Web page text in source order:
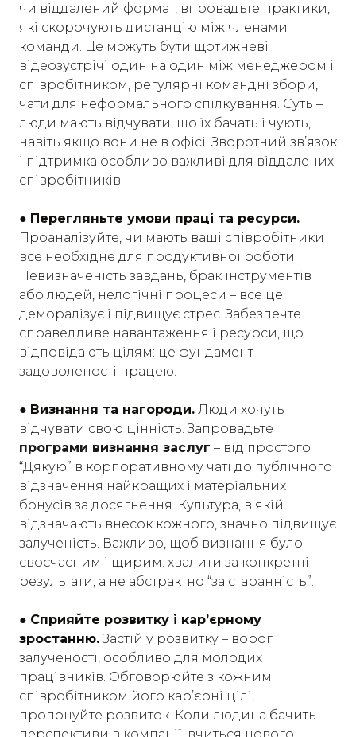
чи віддалений формат, впровадьте практики,
які скорочують дистанцію між членами
команди. Це можуть бути щотижневі
відеозустрічі один на один між менеджером і
співробітником, регулярні командні збори,
чати для неформального спілкування. Суть –
люди мають відчувати, що їх бачать і чують,
навіть якщо вони не в офісі. Зворотний зв’язок
і підтримка особливо важливі для віддалених
співробітників.
● Перегляньте умови праці та ресурси.
Проаналізуйте, чи мають ваші співробітники
все необхідне для продуктивної роботи.
Невизначеність завдань, брак інструментів
або людей, нелогічні процеси – все це
деморалізує і підвищує стрес. Забезпечте
справедливе навантаження і ресурси, що
відповідають цілям: це фундамент
задоволеності працею.
● Визнання та нагороди. Люди хочуть
відчувати свою цінність. Запровадьте
програми визнання заслуг – від простого
“Дякую” в корпоративному чаті до публічного
відзначення найкращих і матеріальних
бонусів за досягнення. Культура, в якій
відзначають внесок кожного, значно підвищує
залученість. Важливо, щоб визнання було
своєчасним і щирим: хвалити за конкретні
результати, а не абстрактно “за старанність”.
● Сприяйте розвитку і кар’єрному
зростанню.Застій у розвитку – ворог
залученості, особливо для молодих
працівників. Обговорюйте з кожним
співробітником його кар’єрні цілі,
пропонуйте розвиток. Коли людина бачить